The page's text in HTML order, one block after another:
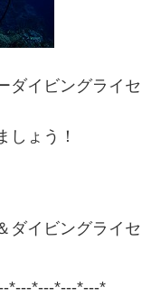
ダイビングライ
しょう！
ダイビングライ
*---*---*---*---*